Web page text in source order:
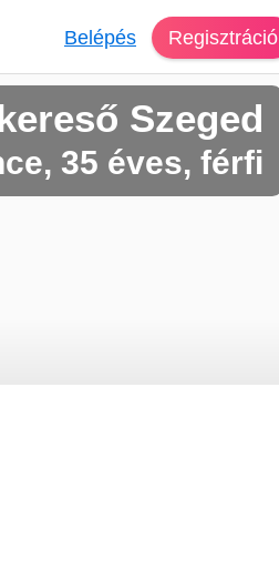
Belépés Regisztráció
Szeged
35 éves, férfi